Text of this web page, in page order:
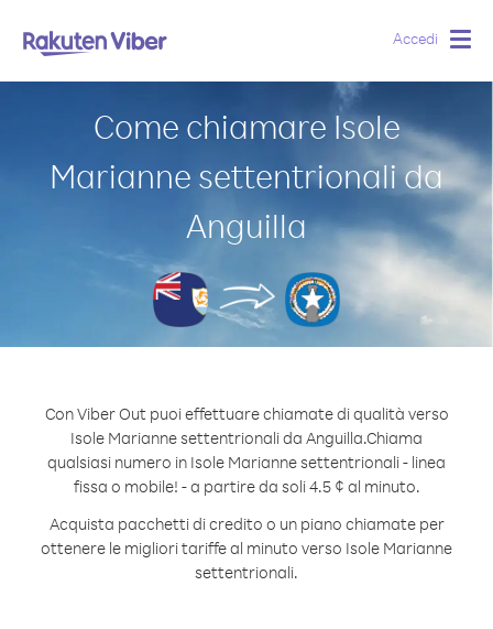
Accedi
Come chiamare Isole
Marianne settentrionali da
Anguilla
Con Viber Out puoi effettuare chiamate di qualità verso
Isole Marianne settentrionali da Anguilla.Chiama
qualsiasi numero in Isole Marianne settentrionali - linea
fissa o mobile! - a partire da soli 4.5 ¢ al minuto.
Acquista pacchetti di credito o un piano chiamate per
ottenere le migliori tariffe al minuto verso Isole Marianne
settentrionali.